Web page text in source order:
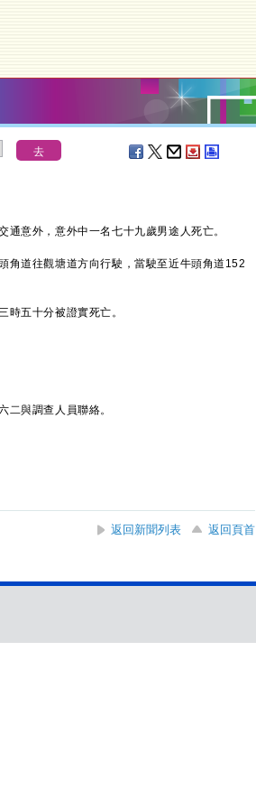
意外，意外中一名七十九歲男途人死亡。
道往觀塘道方向行駛，當駛至近牛頭角道152
三時五十分被證實死亡。
與調查人員聯絡。
返回新聞列表
返回頁首